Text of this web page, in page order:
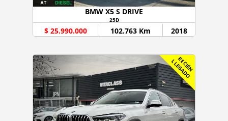
BMW X5 S DRIVE
25D
$ 25.990.000 102.763 Km 2018
R
E
C
I
É
N
L
L
E
G
A
D
O